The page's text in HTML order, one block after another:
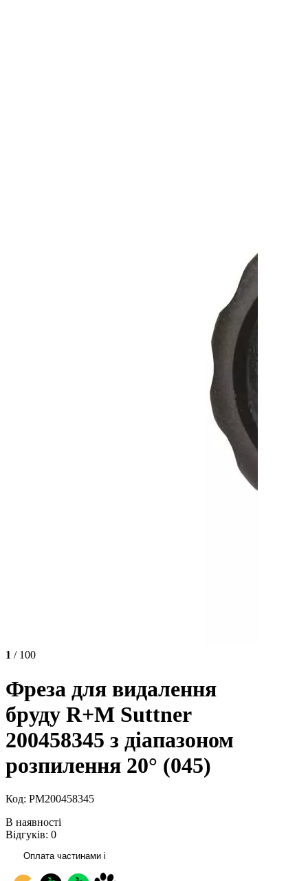
1 / 100
Фреза для видалення
бруду R+M Suttner
200458345 з діапазоном
розпилення 20° (045)
Код: РМ200458345
В наявності
Відгуків: 0
Оплата частинами i